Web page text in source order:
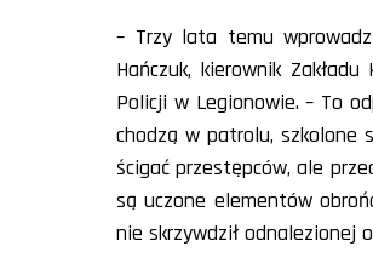
– Trzy lata temu
Hańczuk, kierownik
Policji w Legionowie. – To
chodzą w patrolu, szkolone
ścigać przestępców, ale
są uczone elementów
nie skrzywdził odnalezionej